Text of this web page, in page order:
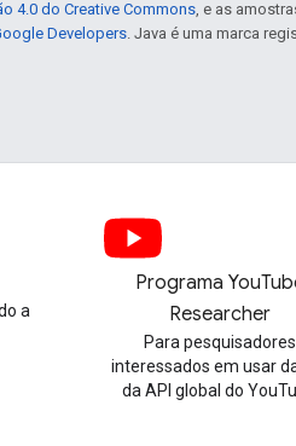
4.0 do Creative Commons , e as
Developers . Java é uma marca
a
Programa
Researcher
Para pesquisadores
interessados em usar
da API global do